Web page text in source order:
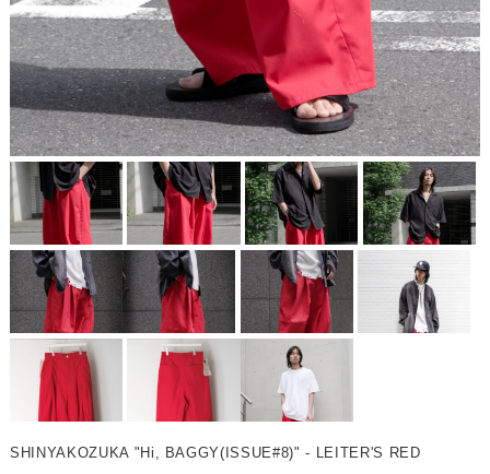
SHINYAKOZUKA "Hi, BAGGY(ISSUE#8)" - LEITER'S RED